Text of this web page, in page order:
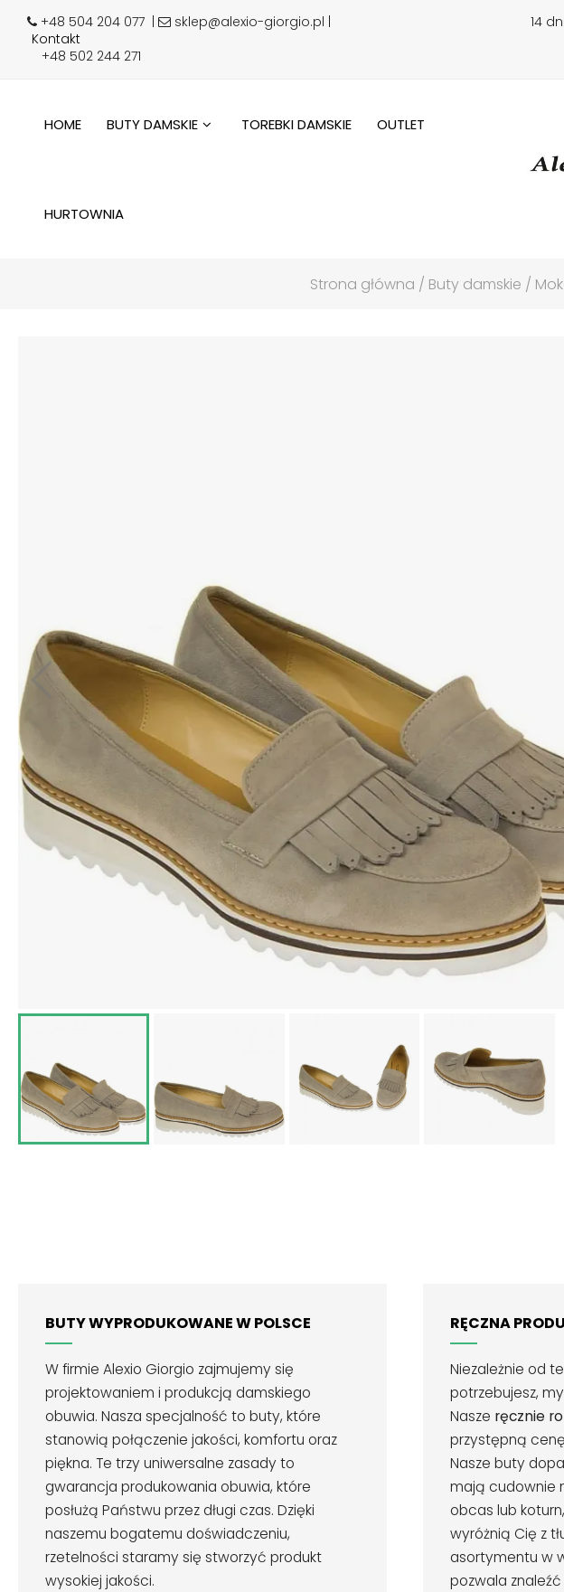
+48 504 204 077
sklep@alexio-giorgio.pl |
Kontakt
+48 502 244 271
14
HOME BUTY DAMSKIE TOREBKI DAMSKIE OUTLET
HURTOWNIA
Strona główna Buty damskie
BUTY WYPRODUKOWANE W POLSCE
W firmie Alexio Giorgio zajmujemy się
projektowaniem i produkcją damskiego
obuwia. Nasza specjalność to buty, które
stanowią połączenie jakości, komfortu oraz
piękna. Te trzy uniwersalne zasady to
gwarancja produkowania obuwia, które
posłużą Państwu przez długi czas. Dzięki
naszemu bogatemu doświadczeniu,
rzetelności staramy się stworzyć produkt
wysokiej jakości.
RĘCZNA
Niezależnie od
potrzebujesz,
Nasze ręcznie
przystępną
Nasze buty
mają cudownie
obcas lub
wyróżnią Cię z
asortymentu w
pozwala